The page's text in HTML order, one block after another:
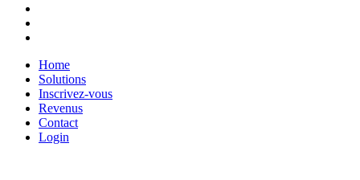
Home
Solutions
Inscrivez-vous
Revenus
Contact
Login